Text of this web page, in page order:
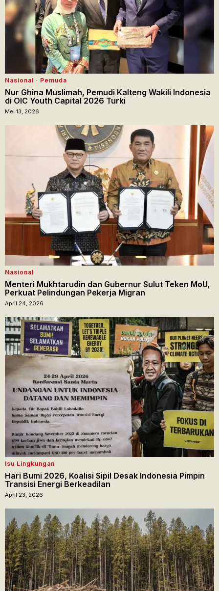
Nasional · Pemuda
Nur Ghina Muslimah, Pemudi Kalteng Wakili Indonesia
di OIC Youth Capital 2026 Turki
Mei 13, 2026
Nasional
Menteri Mukhtarudin dan Gubernur Sulut Teken MoU,
Perkuat Pelindungan Pekerja Migran
April 24, 2026
Isu Lingkungan
Hari Bumi 2026, Koalisi Sipil Desak Indonesia Pimpin
Transisi Energi Berkeadilan
April 23, 2026